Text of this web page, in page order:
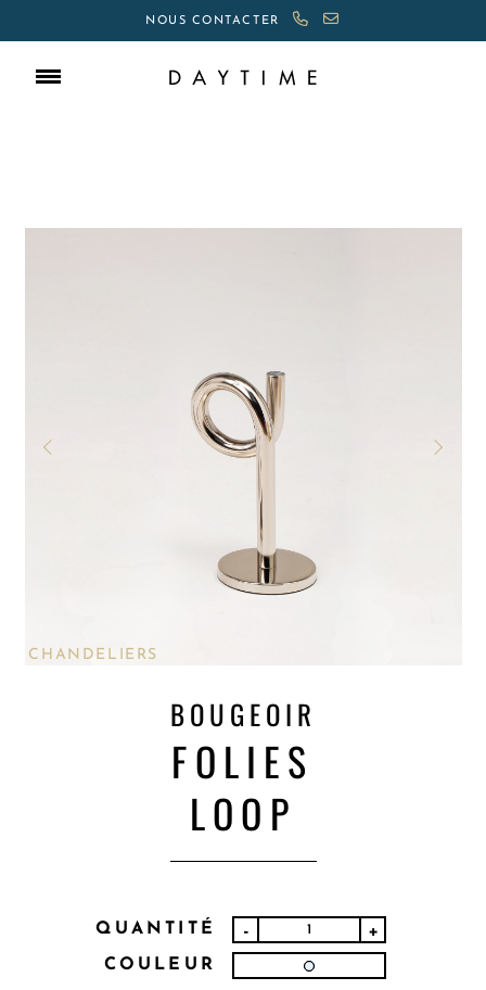
NOUS CONTACTER
CHANDELIERS
BOUGEOIR
FOLIES
LOOP
QUANTITÉ - +
COULEUR